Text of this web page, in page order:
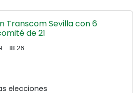
Transcom Sevilla con 6
de 21
- 18:26
elecciones